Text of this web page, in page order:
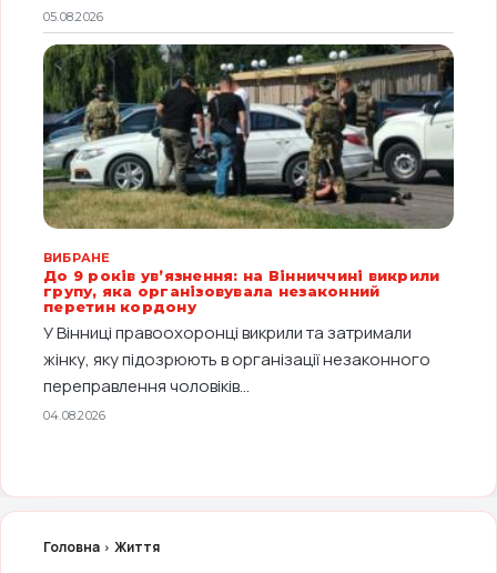
05.08.2026
ВИБРАНЕ
До 9 років ув’язнення: на Вінниччині викрили
групу, яка організовувала незаконний
перетин кордону
У Вінниці правоохоронці викрили та затримали
жінку, яку підозрюють в організації незаконного
переправлення чоловіків...
04.08.2026